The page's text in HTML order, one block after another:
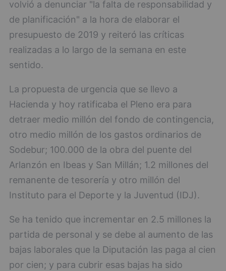
volvió a denunciar "la falta de responsabilidad y
de planificación" a la hora de elaborar el
presupuesto de 2019 y reiteró las críticas
realizadas a lo largo de la semana en este
sentido.
La propuesta de urgencia que se llevo a
Hacienda y hoy ratificaba el Pleno era para
detraer medio millón del fondo de contingencia,
otro medio millón de los gastos ordinarios de
Sodebur; 100.000 de la obra del puente del
Arlanzón en Ibeas y San Millán; 1.2 millones del
remanente de tesorería y otro millón del
Instituto para el Deporte y la Juventud (IDJ).
Se ha tenido que incrementar en 2.5 millones la
partida de personal y se debe al aumento de las
bajas laborales que la Diputación las paga al cien
por cien; y para cubrir esas bajas ha sido